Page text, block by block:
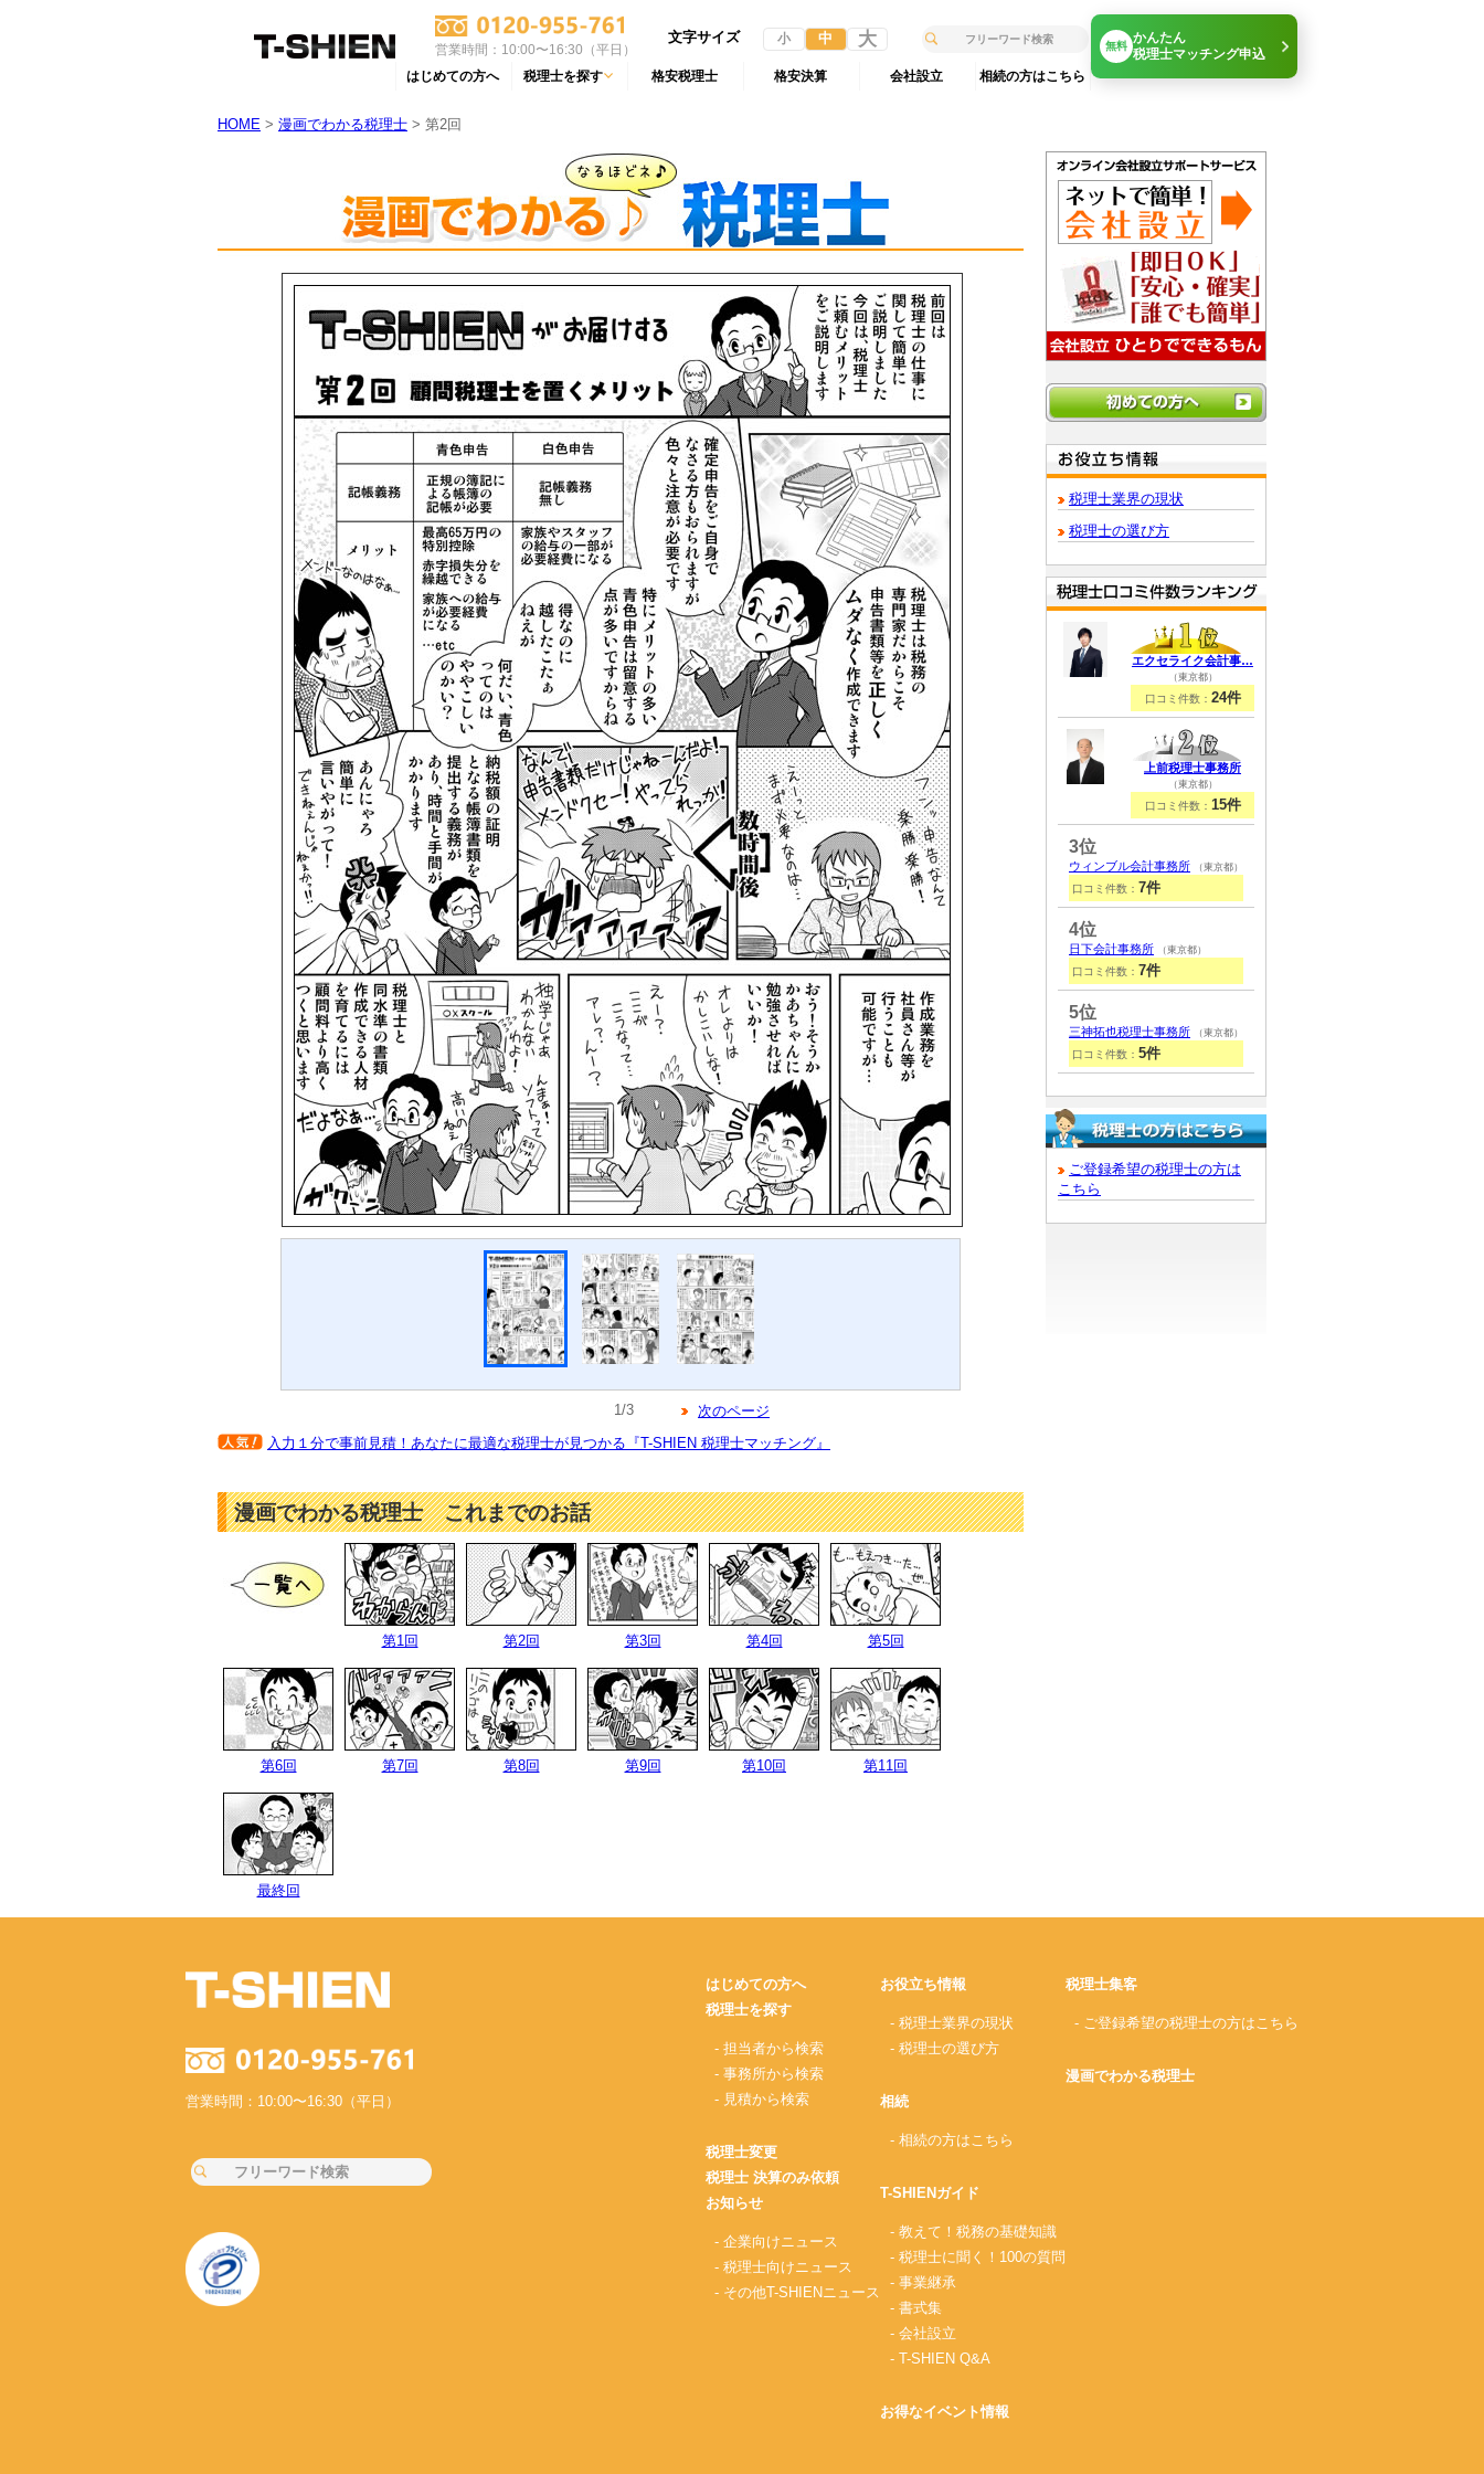
営業時間：10:00〜16:30（平日）
文字サイズ 小 中 大
はじめての方へ 税理士を探す 格安税理士 格安決算 会社設立 相続の方はこちら
無料
かんたん
税理士マッチング申込
HOME > 漫画でわかる税理士 > 第2回
1/3
次のページ
入力１分で事前見積！あなたに最適な税理士が見つかる『T-SHIEN 税理士マッチング』
漫画でわかる税理士 これまでのお話
第1回 第2回 第3回 第4回 第5回
第6回 第7回 第8回 第9回 第10回 第11回
最終回
税理士業界の現状
税理士の選び方
エクセライク会計事…
（東京都）
口コミ件数： 24件
上前税理士事務所
（東京都）
口コミ件数： 15件
3位
ウィンブル会計事務所 （東京都）
口コミ件数： 7件
4位
日下会計事務所 （東京都）
口コミ件数： 7件
5位
三神拓也税理士事務所 （東京都）
口コミ件数： 5件
ご登録希望の税理士の方は
こちら
営業時間：10:00〜16:30（平日）
はじめての方へ
税理士を探す
- 担当者から検索
- 事務所から検索
- 見積から検索
税理士変更
税理士 決算のみ依頼
お知らせ
- 企業向けニュース
- 税理士向けニュース
- その他T-SHIENニュース
お役立ち情報
- 税理士業界の現状
- 税理士の選び方
相続
- 相続の方はこちら
T-SHIENガイド
- 教えて！税務の基礎知識
- 税理士に聞く！100の質問
- 事業継承
- 書式集
- 会社設立
- T-SHIEN Q&A
お得なイベント情報
税理士集客
- ご登録希望の税理士の方はこちら
漫画でわかる税理士